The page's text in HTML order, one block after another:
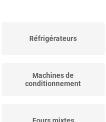
Réfrigérateurs
Machines de
conditionnement